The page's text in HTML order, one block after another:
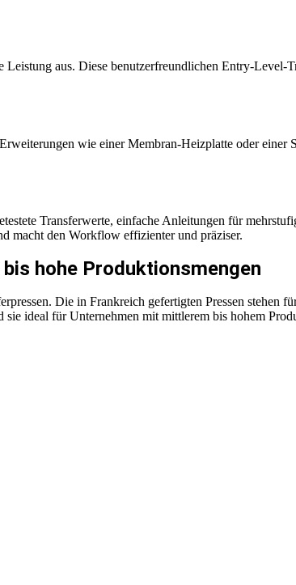
aus. Diese benutzerfreundlichen Entry-
wie einer Membran-Heizplatte oder einer
Transferwerte, einfache Anleitungen für
macht den Workflow effizienter und präziser.
hohe Produktionsmengen
Die in Frankreich gefertigten Pressen stehen
ideal für Unternehmen mit mittlerem bis hohem